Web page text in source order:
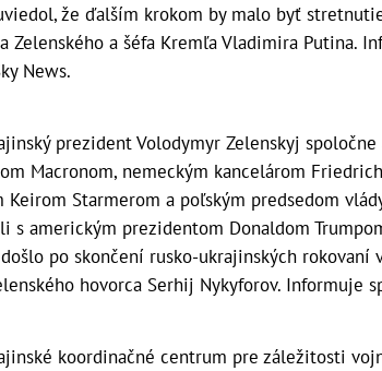
že ďalším krokom by malo byť
Zelenského a šéfa Kremľa Vladimira Putina.
News.
prezident Volodymyr Zelenskyj
Macronom, nemeckým kancelárom
Keirom Starmerom a poľským predsedom
s americkým prezidentom Donaldom
po skončení rusko-ukrajinských rokovaní
hovorca Serhij Nykyforov. Informuje
koordinačné centrum pre záležitosti